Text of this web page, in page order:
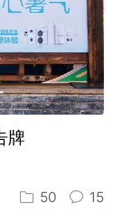
牌
50 15